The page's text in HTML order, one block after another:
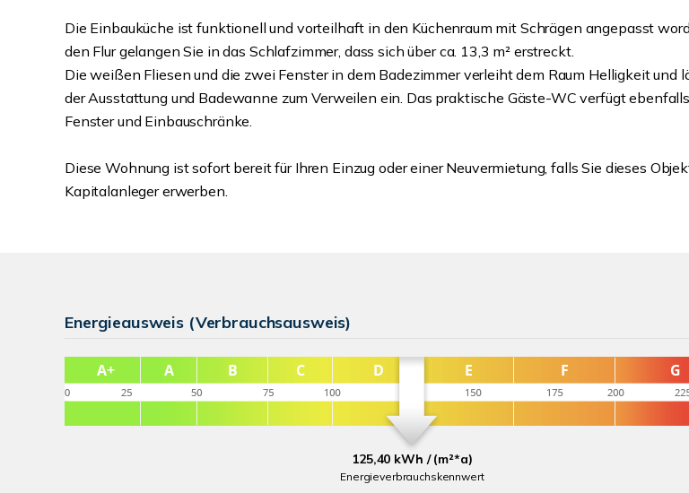
Die Einbauküche ist funktionell und vorteilhaft in den Küchenraum mit Schrägen angepasst
den Flur gelangen Sie in das Schlafzimmer, dass sich über ca. 13,3 m² erstreckt.
Die weißen Fliesen und die zwei Fenster in dem Badezimmer verleiht dem Raum Helligkeit und
der Ausstattung und Badewanne zum Verweilen ein. Das praktische Gäste-WC verfügt
Fenster und Einbauschränke.
Diese Wohnung ist sofort bereit für Ihren Einzug oder einer Neuvermietung, falls Sie dieses
Kapitalanleger erwerben.
Energieausweis (Verbrauchsausweis)
125,40 kWh / (m²*a)
Energieverbrauchskennwert